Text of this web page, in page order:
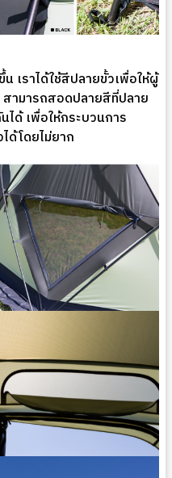
เราได้ใช้สีปลายขั้วเพื่อให้ผู้
ามารถสอดปลายสีที่ปลาย
ด้ เพื่อให้กระบวนการ
ด้โดยไม่ยาก